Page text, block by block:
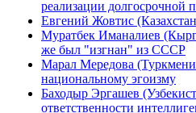
реализации долгосрочной
Евгений Жовтис
Муратбек Иманалиев
же был "изгнан" из СССР
Марал Мередова
национальному эгоизму
Баходыр Эргашев
ответственности